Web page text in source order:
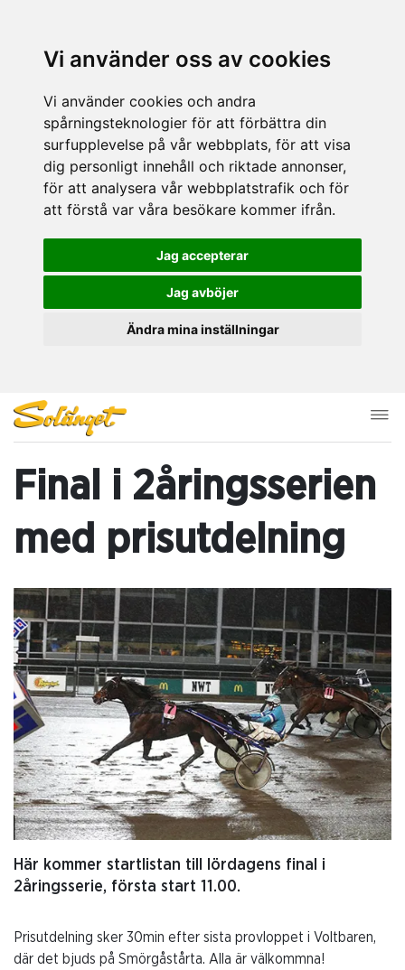
Vi använder oss av cookies
Vi använder cookies och andra
spårningsteknologier för att förbättra din
surfupplevelse på vår webbplats, för att visa
dig personligt innehåll och riktade annonser,
för att analysera vår webbplatstrafik och för
att förstå var våra besökare kommer ifrån.
Jag accepterar
Jag avböjer
Ändra mina inställningar
Final i 2åringsserien
med prisutdelning
Här kommer startlistan till lördagens final i
2åringsserie, första start 11.00.
Prisutdelning sker 30min efter sista provloppet i Voltbaren,
där det bjuds på Smörgåstårta. Alla är välkommna!